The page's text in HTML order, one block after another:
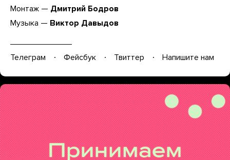
Монтаж — Дмитрий Бодров
Музыка — Виктор Давыдов
Телеграм Фейсбук Твиттер Напишите нам